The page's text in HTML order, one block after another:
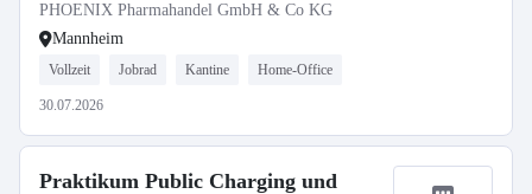
PHOENIX Pharmahandel GmbH & Co KG
Mannheim
Vollzeit Jobrad Kantine Home-Office
30.07.2026
Praktikum Public Charging und